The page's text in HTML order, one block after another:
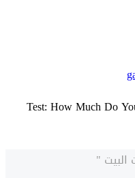
Test: How Much Do
"